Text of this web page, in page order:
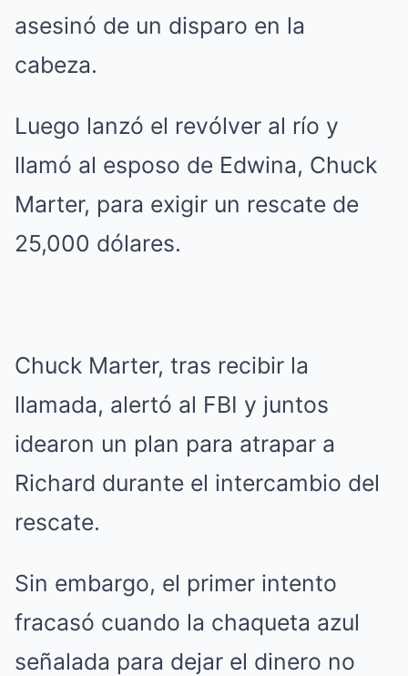
asesinó de un disparo en la
cabeza.
Luego lanzó el revólver al río y
llamó al esposo de Edwina, Chuck
Marter, para exigir un rescate de
25,000 dólares.
Chuck Marter, tras recibir la
llamada, alertó al FBI y juntos
idearon un plan para atrapar a
Richard durante el intercambio del
rescate.
Sin embargo, el primer intento
fracasó cuando la chaqueta azul
señalada para dejar el dinero no